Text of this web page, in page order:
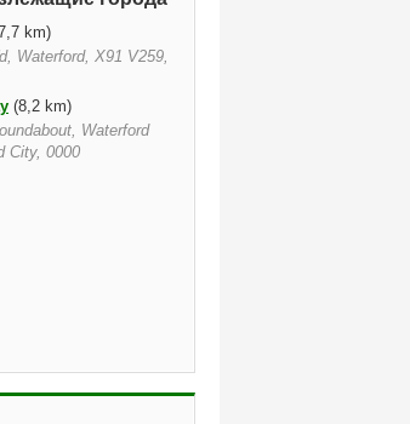
km)
Waterford, X91 V259,
(8,2 km)
Waterford
City, 0000